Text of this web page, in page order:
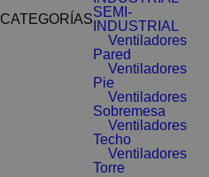
CATEGORÍASSEMI-
INDUSTRIAL
Ventiladores
Pared
Ventiladores
Pie
Ventiladores
Sobremesa
Ventiladores
Techo
Ventiladores
Torre